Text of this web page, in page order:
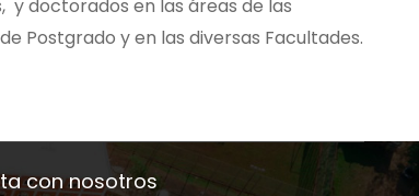
y doctorados en las áreas de las
Postgrado y en las diversas Facultades.
con nosotros